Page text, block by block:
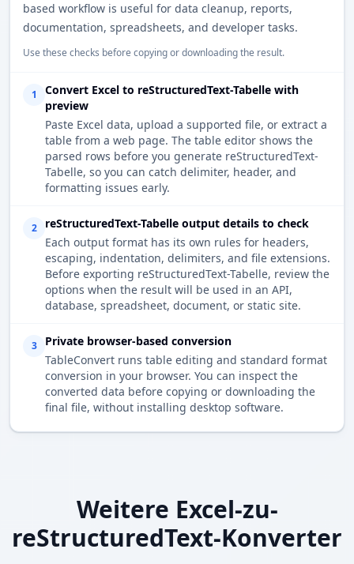
based workflow is useful for data cleanup, reports,
documentation, spreadsheets, and developer tasks.
Use these checks before copying or downloading the result.
1
Convert Excel to reStructuredText-Tabelle with
preview
Paste Excel data, upload a supported file, or extract a
table from a web page. The table editor shows the
parsed rows before you generate reStructuredText-
Tabelle, so you can catch delimiter, header, and
formatting issues early.
2
reStructuredText-Tabelle output details to check
Each output format has its own rules for headers,
escaping, indentation, delimiters, and file extensions.
Before exporting reStructuredText-Tabelle, review the
options when the result will be used in an API,
database, spreadsheet, document, or static site.
3
Private browser-based conversion
TableConvert runs table editing and standard format
conversion in your browser. You can inspect the
converted data before copying or downloading the
final file, without installing desktop software.
Weitere Excel-zu-
reStructuredText-Konverter